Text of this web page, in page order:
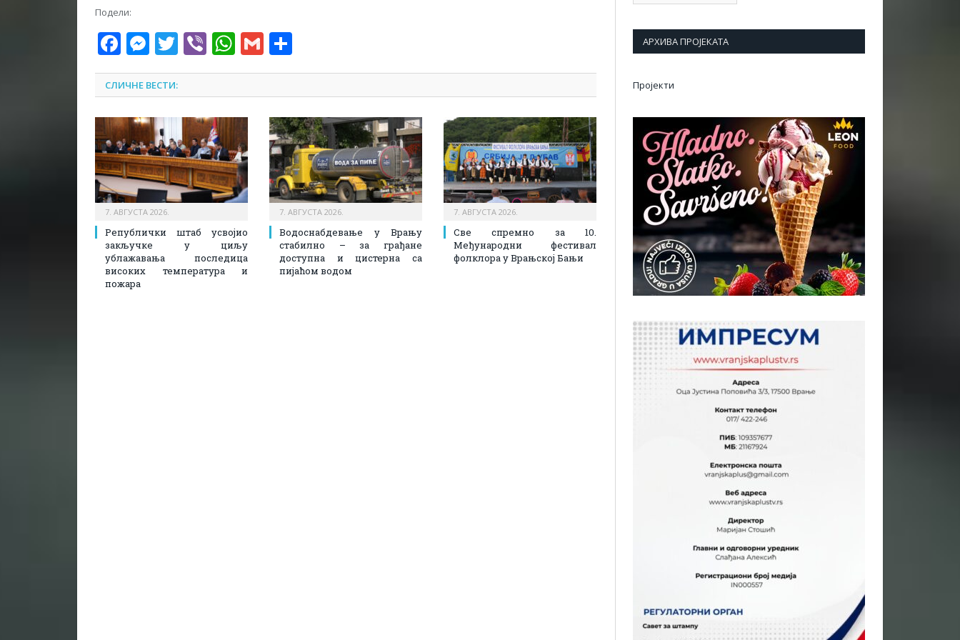
Подели:
Facebook
Messenger
Twitter
ViberWhatsApp
Gmail
СЛИЧНЕ ВЕСТИ:
7. АВГУСТА 2026.
Републички штаб усвојио
закључке у циљу
ублажавања последица
високих температура и
пожара​
7. АВГУСТА 2026.
Водоснабдевање у Врању
стабилно – за грађане
доступна и цистерна са
пијаћом водом
7. АВГУСТА 2026.
Све спремно за 10.
Међународни фестивал
фолклора у Врањској Бањи
АРХИВА ПРОЈЕКАТА
Пројекти